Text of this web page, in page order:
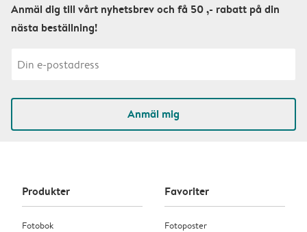
Anmäl dig till vårt nyhetsbrev och få 50 ,- rabatt på din
nästa beställning!
Anmäl mig
Produkter
Fotobok
Favoriter
Fotoposter